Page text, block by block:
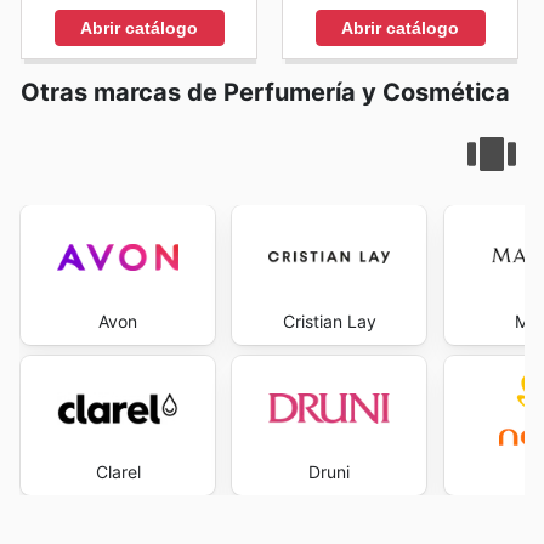
Abrir catálogo Abrir catálogo
Otras marcas de Perfumería y Cosmética
Avon
Clarel
Cristian Lay
Druni